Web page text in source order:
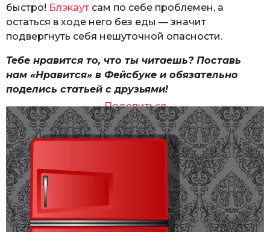
быстро! Блэкаут сам по себе проблемен, а
остаться в ходе него без еды — значит
подвергнуть себя нешуточной опасности.
Тебе нравится то, что ты читаешь? Поставь
нам «Нравится» в Фейсбуке и обязательно
поделись статьей с друзьями!
Поделиться